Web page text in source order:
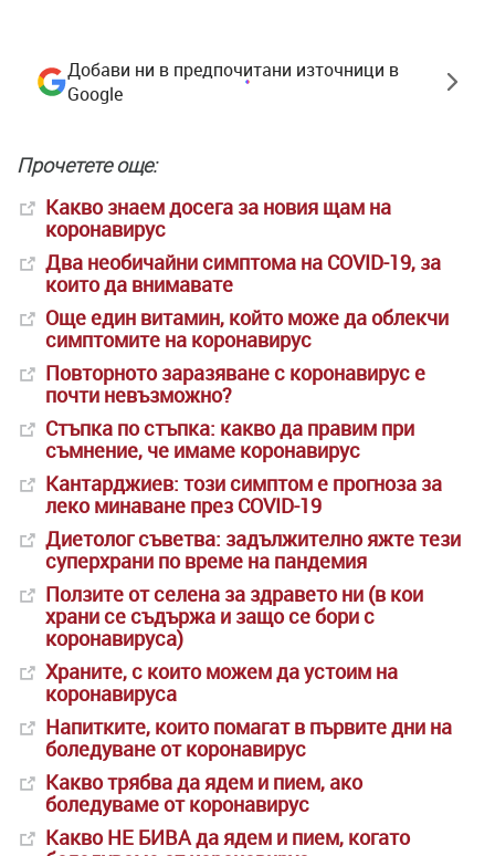
Добави ни в предпочитани източници в
Google
Прочетете още:
Какво знаем досега за новия щам на
коронавирус
Два необичайни симптома на COVID-19, за
които да внимавате
Още един витамин, който може да облекчи
симптомите на коронавирус
Повторното заразяване с коронавирус е
почти невъзможно?
Стъпка по стъпка: какво да правим при
съмнение, че имаме коронавирус
Кантарджиев: този симптом е прогноза за
леко минаване през COVID-19
Диетолог съветва: задължително яжте тези
суперхрани по време на пандемия
Ползите от селена за здравето ни (в кои
храни се съдържа и защо се бори с
коронавируса)
Храните, с които можем да устоим на
коронавируса
Напитките, които помагат в първите дни на
боледуване от коронавирус
Какво трябва да ядем и пием, ако
боледуваме от коронавирус
Какво НЕ БИВА да ядем и пием, когато